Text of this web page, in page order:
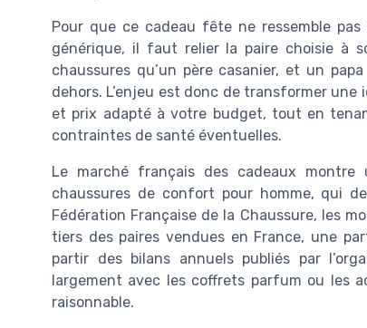
Pour que ce cadeau fête ne ressemble
générique, il faut relier la paire choisie à
chaussures qu’un père casanier, et un
dehors. L’enjeu est donc de transformer
et prix adapté à votre budget, tout en
contraintes de santé éventuelles.
Le marché français des cadeaux
chaussures de confort pour homme, qui
Fédération Française de la Chaussure, les
tiers des paires vendues en France, une
partir des bilans annuels publiés par
largement avec les coffrets parfum ou les
raisonnable.